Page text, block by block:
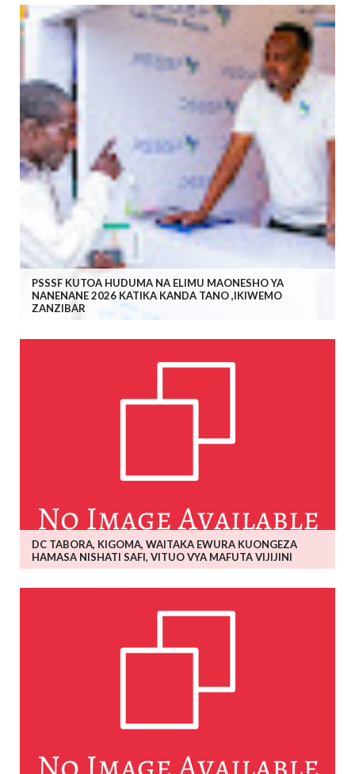
PSSSF KUTOA HUDUMA NA ELIMU MAONESHO YA
NANENANE 2026 KATIKA KANDA TANO ,IKIWEMO
ZANZIBAR
DC TABORA, KIGOMA, WAITAKA EWURA KUONGEZA
HAMASA NISHATI SAFI, VITUO VYA MAFUTA VIJIJINI